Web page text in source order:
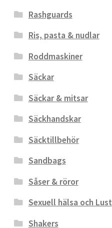
Rashguards
Ris, pasta & nudlar
Roddmaskiner
Säckar
Säckar & mitsar
Säckhandskar
Säcktillbehör
Sandbags
Såser & röror
Sexuell hälsa och Lust
Shakers